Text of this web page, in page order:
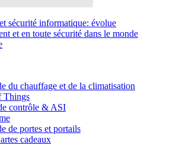
sécurité informatique: évolue
et en toute sécurité dans le monde
du chauffage et de la climatisation
Things
contrôle & ASI
de portes et portails
cadeaux